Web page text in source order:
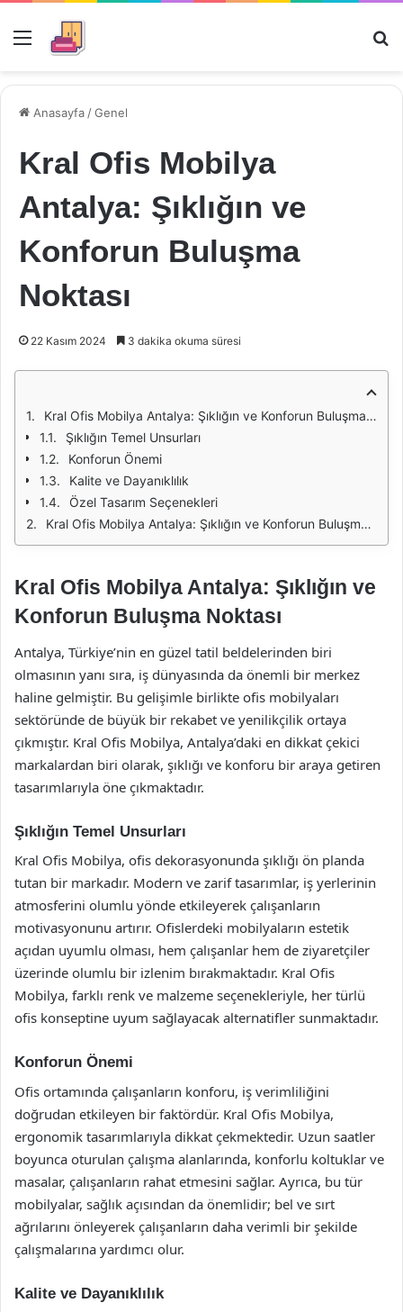
Menü
Anasayfa /Genel
Kral Ofis Mobilya
Antalya: Şıklığın ve
Konforun Buluşma
Noktası
22 Kasım 2024 3 dakika okuma süresi
Kral Ofis Mobilya Antalya: Şıklığın ve Konforun Buluşma Noktası
Şıklığın Temel Unsurları
Konforun Önemi
Kalite ve Dayanıklılık
Özel Tasarım Seçenekleri
Kral Ofis Mobilya Antalya: Şıklığın ve Konforun Buluşma Noktası
Kral Ofis Mobilya Antalya: Şıklığın ve
Konforun Buluşma Noktası
Antalya, Türkiye’nin en güzel tatil beldelerinden biri
olmasının yanı sıra, iş dünyasında da önemli bir merkez
haline gelmiştir. Bu gelişimle birlikte ofis mobilyaları
sektöründe de büyük bir rekabet ve yenilikçilik ortaya
çıkmıştır. Kral Ofis Mobilya, Antalya’daki en dikkat çekici
markalardan biri olarak, şıklığı ve konforu bir araya getiren
tasarımlarıyla öne çıkmaktadır.
Şıklığın Temel Unsurları
Kral Ofis Mobilya, ofis dekorasyonunda şıklığı ön planda
tutan bir markadır. Modern ve zarif tasarımlar, iş yerlerinin
atmosferini olumlu yönde etkileyerek çalışanların
motivasyonunu artırır. Ofislerdeki mobilyaların estetik
açıdan uyumlu olması, hem çalışanlar hem de ziyaretçiler
üzerinde olumlu bir izlenim bırakmaktadır. Kral Ofis
Mobilya, farklı renk ve malzeme seçenekleriyle, her türlü
ofis konseptine uyum sağlayacak alternatifler sunmaktadır.
Konforun Önemi
Ofis ortamında çalışanların konforu, iş verimliliğini
doğrudan etkileyen bir faktördür. Kral Ofis Mobilya,
ergonomik tasarımlarıyla dikkat çekmektedir. Uzun saatler
boyunca oturulan çalışma alanlarında, konforlu koltuklar ve
masalar, çalışanların rahat etmesini sağlar. Ayrıca, bu tür
mobilyalar, sağlık açısından da önemlidir; bel ve sırt
ağrılarını önleyerek çalışanların daha verimli bir şekilde
çalışmalarına yardımcı olur.
Kalite ve Dayanıklılık